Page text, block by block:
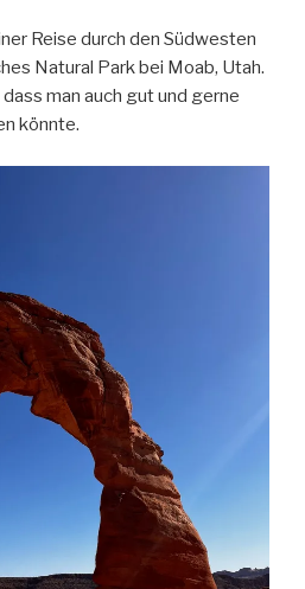
Reise durch den Südwesten
Natural Park bei Moab, Utah.
man auch gut und gerne
könnte.